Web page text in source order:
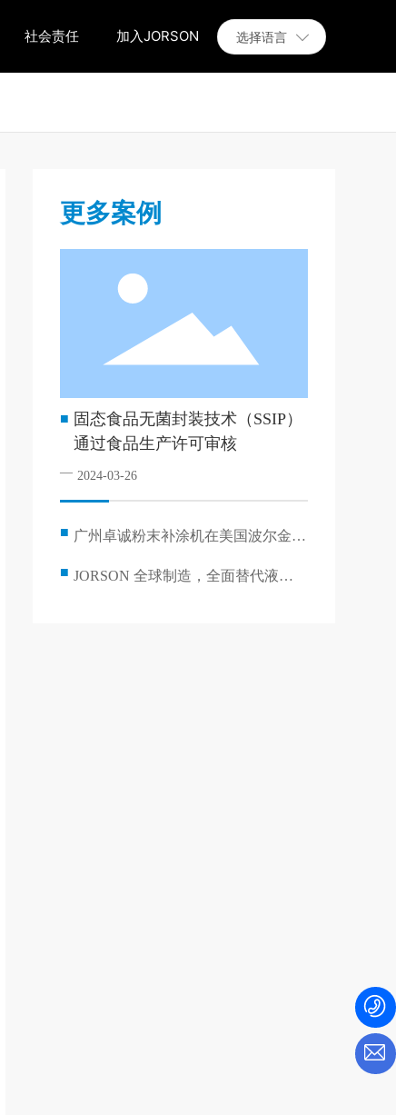
社会责任 加入JORSON 选择语言
更多案例
■ 固态食品无菌封装技术（SSIP）
通过食品生产许可审核
— 2024-03-26
■ 广州卓诚粉末补涂机在美国波尔金属
■ JORSON 全球制造，全面替代液体